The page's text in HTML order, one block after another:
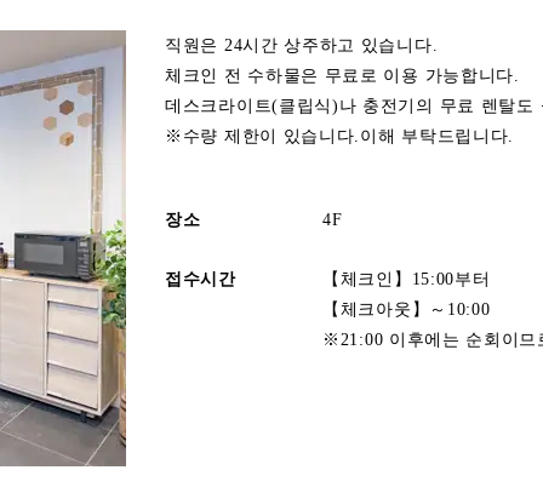
직원은 24시간 상주하고 있습니다.
체크인 전 수하물은 무료로 이용 가능합니다.
데스크라이트(클립식)나 충전기의 무료 렌탈도
※수량 제한이 있습니다.이해 부탁드립니다.
장소 4F
접수시간
【체크인】15:00부터
【체크아웃】～10:00
※21:00 이후에는 순회이